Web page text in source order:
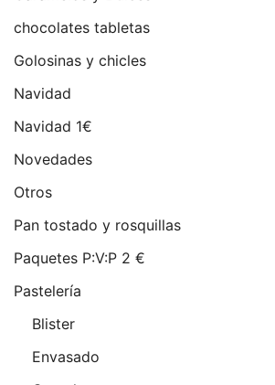
chocolates tabletas
Golosinas y chicles
Navidad
Navidad 1€
Novedades
Otros
Pan tostado y rosquillas
Paquetes P:V:P 2 €
Pastelería
Blister
Envasado